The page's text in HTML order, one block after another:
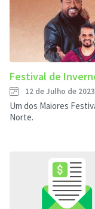
Festival de
12 de Julho de 2023
Um dos Maiores
Norte.